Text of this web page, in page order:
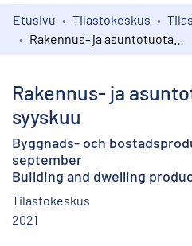
Kokoelmat
Etusivu Tilastokeskus
Rakennus- ja
syyskuu
Byggnads- och
september
Building and dwelling
Tilastokeskus
2021